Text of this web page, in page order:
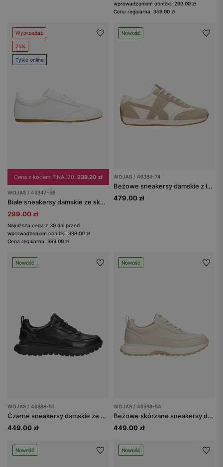
wprowadzeniem obniżki: 299.00 zł
Cena regularna: 359.00 zł
Wyprzedaż
25%
Tylko online
Cena z kodem FINAL20: 239.20 zł
WOJAS / 46347-59
Białe sneakersy damskie ze skóry licowej
299.00 zł
Najniższa cena z 30 dni przed
wprowadzeniem obniżki: 399.00 zł
Cena regularna: 399.00 zł
Nowość
WOJAS / 46389-74
Beżowe sneakersy damskie z łączonych skór
479.00 zł
Nowość
WOJAS / 46388-51
Czarne sneakersy damskie ze skóry licowej
449.00 zł
Nowość
WOJAS / 46388-54
Beżowe skórzane sneakersy damskie
449.00 zł
Nowość Nowość